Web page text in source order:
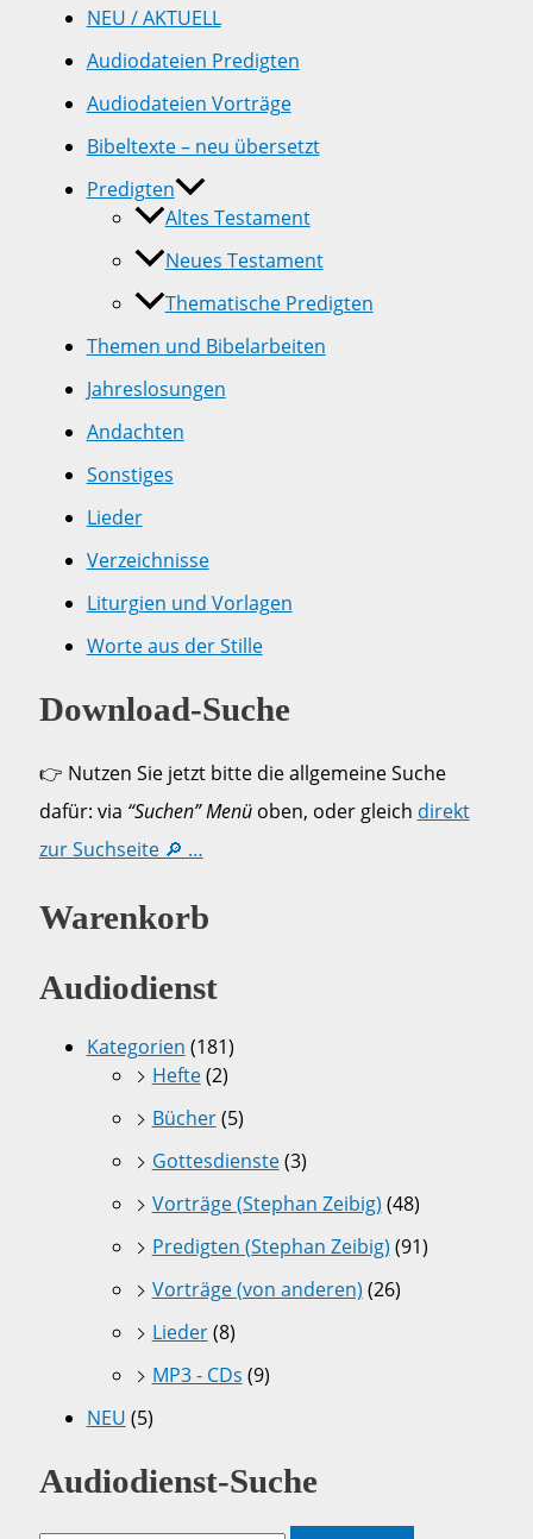
NEU / AKTUELL
Audiodateien Predigten
Audiodateien Vorträge
Bibeltexte – neu übersetzt
Predigten
Altes Testament
Neues Testament
Thematische Predigten
Themen und Bibelarbeiten
Jahreslosungen
Andachten
Sonstiges
Lieder
Verzeichnisse
Liturgien und Vorlagen
Worte aus der Stille
Download-Suche
👉 Nutzen Sie jetzt bitte die allgemeine Suche
dafür: via “Suchen” Menüoben, oder gleich direkt
zur Suchseite 🔎 …
Warenkorb
Audiodienst
Kategorien (181)
Hefte(2)
Bücher(5)
Gottesdienste(3)
Vorträge (Stephan Zeibig) (48)
Predigten (Stephan Zeibig) (91)
Vorträge (von anderen) (26)
Lieder(8)
MP3 - CDs (9)
NEU (5)
Audiodienst-Suche